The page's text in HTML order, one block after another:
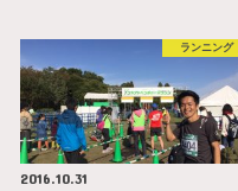
ランニング
2016.10.31